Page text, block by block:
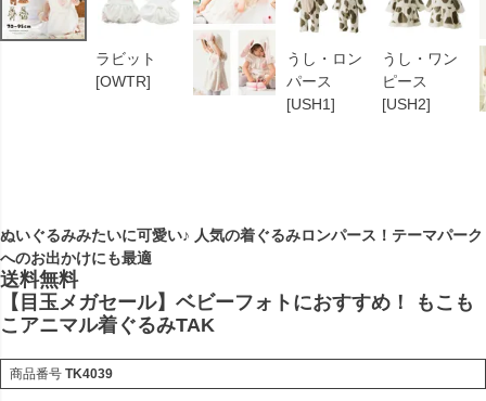
ラビット
[OWTR]
うし・ロン
パース
[USH1]
うし・ワン
ピース
[USH2]
ぬいぐるみみたいに可愛い♪ 人気の着ぐるみロンパース！テーマパーク
へのお出かけにも最適
送料無料
【目玉メガセール】ベビーフォトにおすすめ！ もこも
こアニマル着ぐるみTAK
商品番号 TK4039